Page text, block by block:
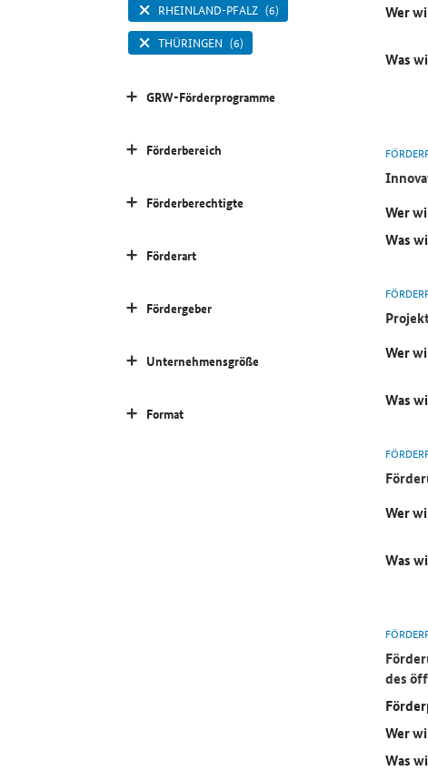
Wer
Was
Wer
Was
Wer
Was
Wer
Was
des
Wer
Was
RHEINLAND-PFALZ (6)
THÜRINGEN (6)
GRW-Förderprogramme
Förderbereich
Förderberechtigte
Förderart
Fördergeber
Unternehmensgröße
Format